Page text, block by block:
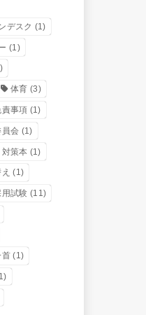
デスク (1)
(1)
体育 (3)
責事項 (1)
員会 (1)
対策本 (1)
(1)
試験 (11)
首 (1)